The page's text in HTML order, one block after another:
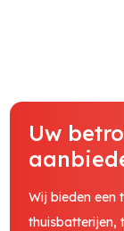
Uw
Wij bieden een
thuisbatterijen,